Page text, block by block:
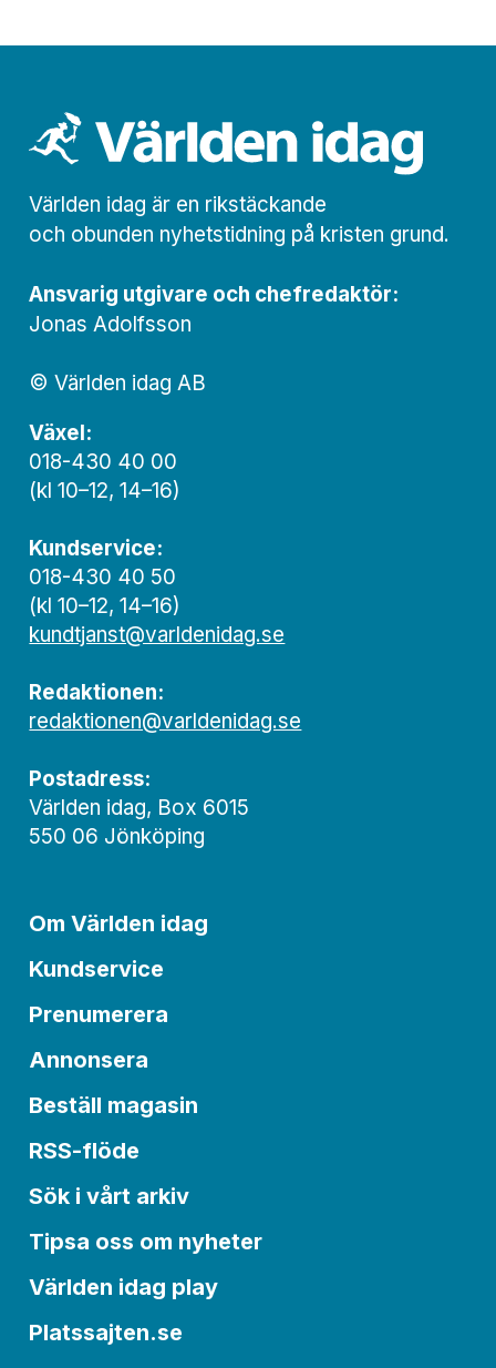
Världen idag är en rikstäckande
och obunden nyhets­­­tidning på kristen grund.
Ansvarig utgivare och chef­redaktör:
Jonas Adolfsson
© Världen idag AB
Växel:
018-430 40 00
(kl 10–12, 14–16)
Kundservice:
018-430 40 50
(kl 10–12, 14–16)
kundtjanst@varldenidag.se
Redaktionen:
redaktionen@varldenidag.se
Postadress:
Världen idag, Box 6015
550 06 Jönköping
Om Världen idag
Kundservice
Prenumerera
Annonsera
Beställ magasin
RSS-flöde
Sök i vårt arkiv
Tipsa oss om nyheter
Världen idag play
Platssajten.se